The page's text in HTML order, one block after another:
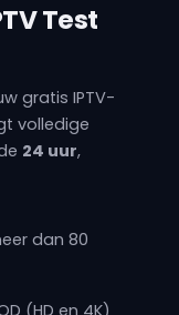
Test
gratis IPTV-
volledige
24 uur,
dan 80
(HD en 4K)